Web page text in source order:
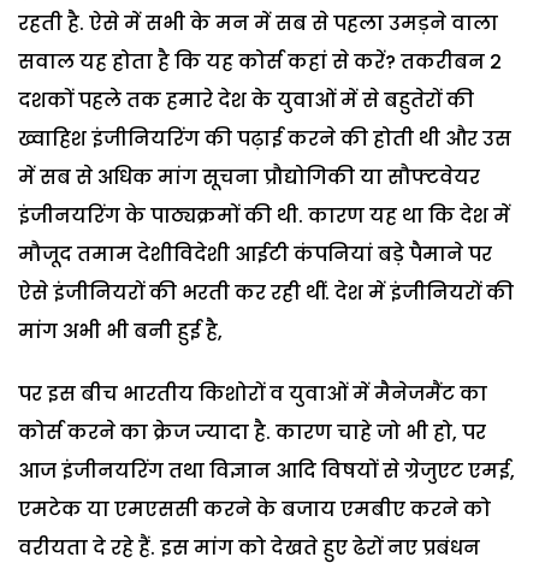
रहती है. ऐसे में सभी के मन में सब से पहला उमड़ने वाला
सवाल यह होता है कि यह कोर्स कहां से करें? तकरीबन 2
दशकों पहले तक हमारे देश के युवाओं में से बहुतेरों की
ख्वाहिश इंजीनियरिंग की पढ़ाई करने की होती थी और उस
में सब से अधिक मांग सूचना प्रौद्योगिकी या सौफ्टवेयर
इंजीनयरिंग के पाठ्यक्रमों की थी. कारण यह था कि देश में
मौजूद तमाम देशीविदेशी आईटी कंपनियां बड़े पैमाने पर
ऐसे इंजीनियरों की भरती कर रही थीं. देश में इंजीनियरों की
मांग अभी भी बनी हुई है,
पर इस बीच भारतीय किशोरों व युवाओं में मैनेजमैंट का
कोर्स करने का क्रेज ज्यादा है. कारण चाहे जो भी हो, पर
आज इंजीनयरिंग तथा विज्ञान आदि विषयों से ग्रेजुएट एमई,
एमटेक या एमएससी करने के बजाय एमबीए करने को
वरीयता दे रहे हैं. इस मांग को देखते हुए ढेरों नए प्रबंधन